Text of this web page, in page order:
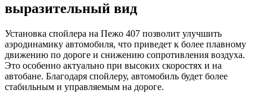
выразительный вид
Установка спойлера на Пежо 407 позволит улучшить
аэродинамику автомобиля, что приведет к более плавному
движению по дороге и снижению сопротивления воздуха.
Это особенно актуально при высоких скоростях и на
автобане. Благодаря спойлеру, автомобиль будет более
стабильным и управляемым на дороге.